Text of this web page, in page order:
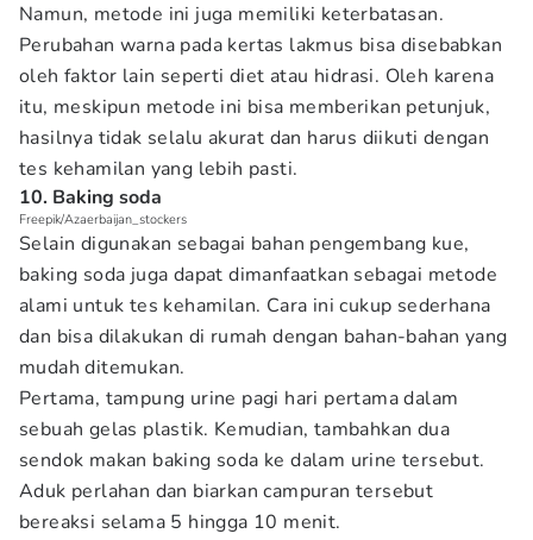
Namun, metode ini juga memiliki keterbatasan.
Perubahan warna pada kertas lakmus bisa disebabkan
oleh faktor lain seperti diet atau hidrasi. Oleh karena
itu, meskipun metode ini bisa memberikan petunjuk,
hasilnya tidak selalu akurat dan harus diikuti dengan
tes kehamilan yang lebih pasti.
10. Baking soda
Freepik/Azaerbaijan_stockers
Selain digunakan sebagai bahan pengembang kue,
baking soda juga dapat dimanfaatkan sebagai metode
alami untuk tes kehamilan. Cara ini cukup sederhana
dan bisa dilakukan di rumah dengan bahan-bahan yang
mudah ditemukan.
Pertama, tampung urine pagi hari pertama dalam
sebuah gelas plastik. Kemudian, tambahkan dua
sendok makan baking soda ke dalam urine tersebut.
Aduk perlahan dan biarkan campuran tersebut
bereaksi selama 5 hingga 10 menit.